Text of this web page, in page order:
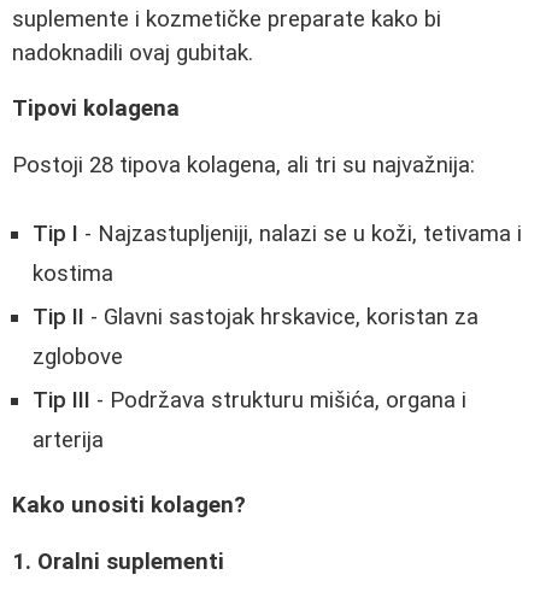
suplemente i kozmetičke preparate kako bi
nadoknadili ovaj gubitak.
Tipovi kolagena
Postoji 28 tipova kolagena, ali tri su najvažnija:
Tip I - Najzastupljeniji, nalazi se u koži, tetivama i
kostima
Tip II - Glavni sastojak hrskavice, koristan za
zglobove
Tip III - Podržava strukturu mišića, organa i
arterija
Kako unositi kolagen?
1. Oralni suplementi